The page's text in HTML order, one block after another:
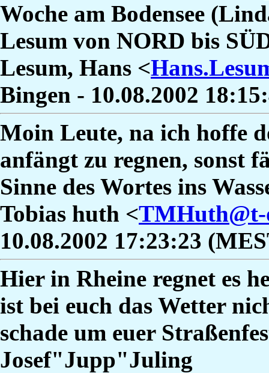
Woche am Bodensee
Lesum von NORD bis
Lesum, Hans <
Bingen - 10.08.2002
Moin Leute, na ich hoffe
anfängt zu regnen, sonst
Sinne des Wortes ins
Tobias huth <TMHuth@t-
10.08.2002 17:23:23
Hier in Rheine regnet es
ist bei euch das Wetter
schade um euer
Josef"Jupp"Juling